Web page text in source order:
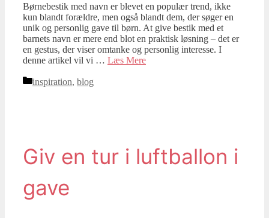
Børnebestik med navn er blevet en populær trend, ikke
kun blandt forældre, men også blandt dem, der søger en
unik og personlig gave til børn. At give bestik med et
barnets navn er mere end blot en praktisk løsning – det er
en gestus, der viser omtanke og personlig interesse. I
denne artikel vil vi … Læs Mere
Kategorier
inspiration, blog
Giv en tur i luftballon i
gave